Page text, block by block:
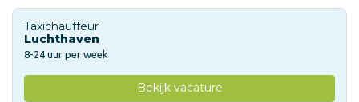
Taxichauffeur
Luchthaven
8-24 uur per week
Bekijk vacature